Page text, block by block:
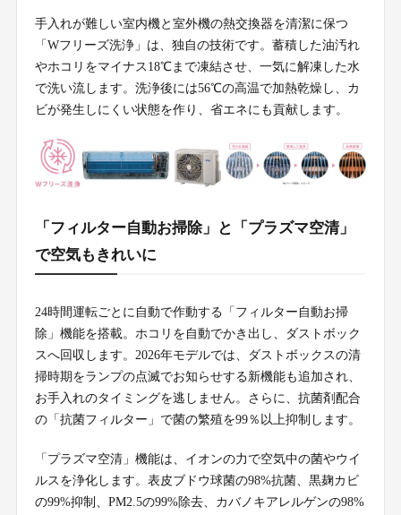
手入れが難しい室内機と室外機の熱交換器を清潔に保つ
「Wフリーズ洗浄」は、独自の技術です。蓄積した油汚れ
やホコリをマイナス18℃まで凍結させ、一気に解凍した水
で洗い流します。洗浄後には56℃の高温で加熱乾燥し、カ
ビが発生しにくい状態を作り、省エネにも貢献します。
「フィルター自動お掃除」と「プラズマ空清」
で空気もきれいに
24時間運転ごとに自動で作動する「フィルター自動お掃
除」機能を搭載。ホコリを自動でかき出し、ダストボック
スへ回収します。2026年モデルでは、ダストボックスの清
掃時期をランプの点滅でお知らせする新機能も追加され、
お手入れのタイミングを逃しません。さらに、抗菌剤配合
の「抗菌フィルター」で菌の繁殖を99％以上抑制します。
「プラズマ空清」機能は、イオンの力で空気中の菌やウイ
ルスを浄化します。表皮ブドウ球菌の98%抗菌、黒麹カビ
の99%抑制、PM2.5の99%除去、カバノキアレルゲンの98%